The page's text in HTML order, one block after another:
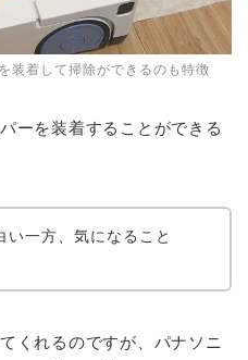
装着して掃除ができるのも特徴
ーを装着することができる
い一方、気になること
くれるのですが、パナソニ